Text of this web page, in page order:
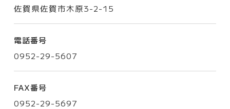
プライバシーポリシー
サイトマップ
佐賀県佐賀市木原3-2-15
電話番号
0952-29-5607
FAX番号
0952-29-5697